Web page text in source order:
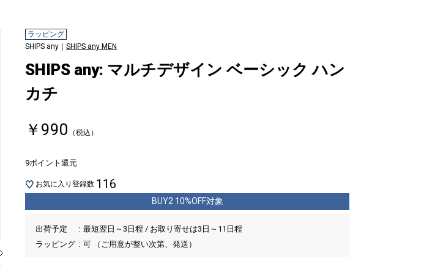
ラッピング
SHIPS any｜ SHIPS any MEN
SHIPS any: マルチデザイン ベーシック ハン
カチ
￥990
（税込）
9ポイント還元
お気に入り登録数 116
BUY2 10%OFF対象
出荷予定
最短翌日～3日程 / お取り寄せは3日～11日程
ラッピング
可 （ご用意が整い次第、発送）